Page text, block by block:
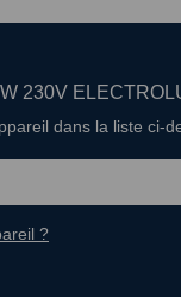
230V
dans la liste ci-
?